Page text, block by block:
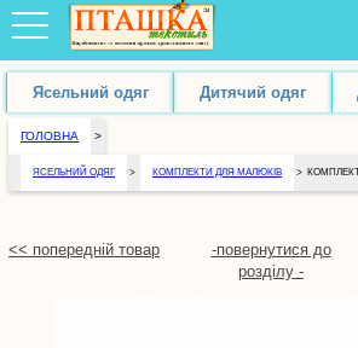
Ясельний одяг Дитячий одяг
ГОЛОВНА >
ЯСЕЛЬНИЙ ОДЯГ > КОМПЛЕКТИ ДЛЯ МАЛЮКІВ >
<< попередній товар
-повернутися до
розділу -